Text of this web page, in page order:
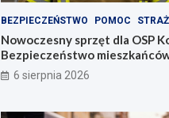
BEZPIECZEŃSTWO POMOC
Nowoczesny sprzęt dla OSP
Bezpieczeństwo
pierwszym miejscu!
6 sierpnia 2026